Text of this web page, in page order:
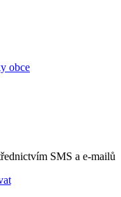
obce
SMS a e-mailů